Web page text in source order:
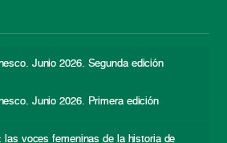
Junio 2026. Segunda edición
Junio 2026. Primera edición
las voces femeninas de la historia de